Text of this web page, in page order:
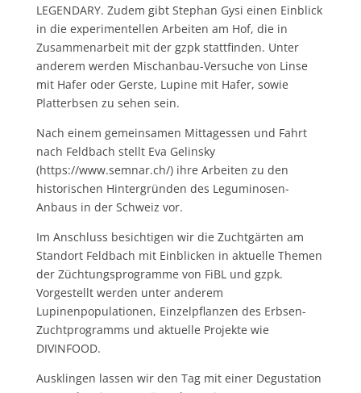
LEGENDARY. Zudem gibt Stephan Gysi einen Einblick
in die experimentellen Arbeiten am Hof, die in
Zusammenarbeit mit der gzpk stattfinden. Unter
anderem werden Mischanbau-Versuche von Linse
mit Hafer oder Gerste, Lupine mit Hafer, sowie
Platterbsen zu sehen sein.
Nach einem gemeinsamen Mittagessen und Fahrt
nach Feldbach stellt Eva Gelinsky
(https://www.semnar.ch/) ihre Arbeiten zu den
historischen Hintergründen des Leguminosen-
Anbaus in der Schweiz vor.
Im Anschluss besichtigen wir die Zuchtgärten am
Standort Feldbach mit Einblicken in aktuelle Themen
der Züchtungsprogramme von FiBL und gzpk.
Vorgestellt werden unter anderem
Lupinenpopulationen, Einzelpflanzen des Erbsen-
Zuchtprogramms und aktuelle Projekte wie
DIVINFOOD.
Ausklingen lassen wir den Tag mit einer Degustation